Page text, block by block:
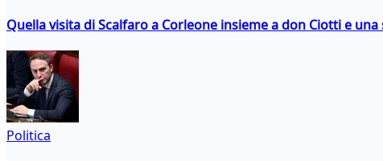
Quella visita di Scalfaro a Corleone insieme a don Ciotti e
Politica